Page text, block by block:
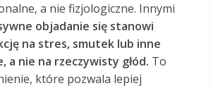
a nie fizjologiczne. Innymi
objadanie się stanowi
na stres, smutek lub inne
a nie na rzeczywisty głód. To
które pozwala lepiej